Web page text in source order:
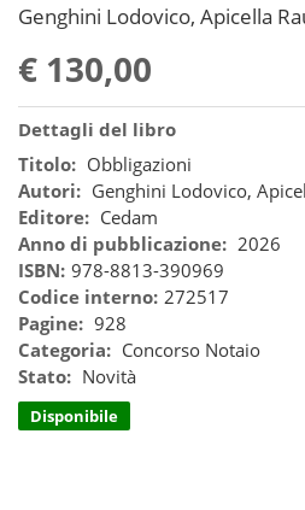
Genghini Lodovico, Apicella
€ 130,00
Dettagli del libro
Titolo: Obbligazioni
Autori: Genghini Lodovico,
Editore: Cedam
Anno di pubblicazione: 2026
ISBN: 978-8813-390969
Codice interno: 272517
Pagine: 928
Categoria: Concorso Notaio
Stato: Novità
Disponibile